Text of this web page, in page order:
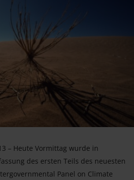
– Heute Vormittag wurde in
des ersten Teils des neuesten
Panel on Climate